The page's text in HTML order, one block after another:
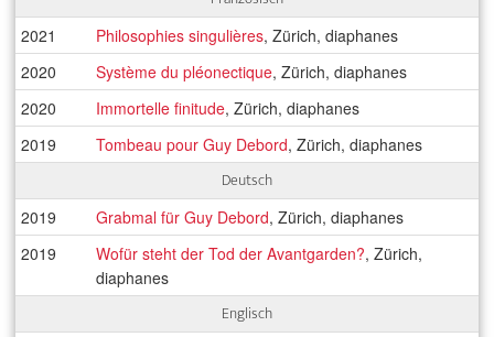
2021 Philosophies singulières, Zürich, diaphanes
2020
Système du pléonectique, Zürich, diaphanes
2020
Immortelle finitude, Zürich, diaphanes
2019
Tombeau pour Guy Debord, Zürich, diaphanes
Deutsch
2019 Grabmal für Guy Debord, Zürich, diaphanes
2019
Wofür steht der Tod der Avantgarden?, Zürich,
diaphanes
Englisch